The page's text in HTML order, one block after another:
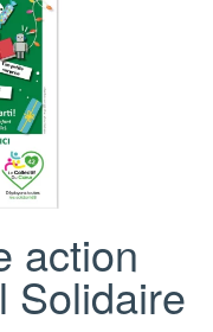
action
Solidaire